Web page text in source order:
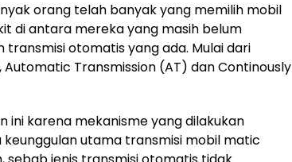
orang telah banyak yang memilih mobil
di antara mereka yang masih belum
otomatis yang ada. Mulai dari
Transmission (AT) dan Continously
ini karena mekanisme yang dilakukan
utama transmisi mobil matic